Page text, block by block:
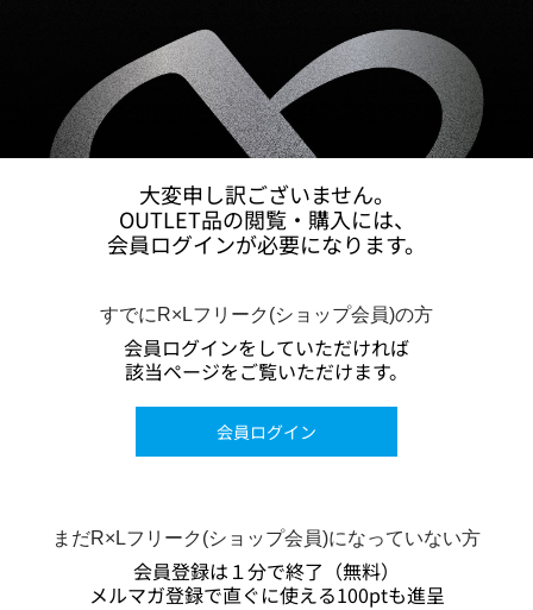
大変申し訳ございません。
OUTLET品の閲覧・購入には、
会員ログインが必要になります。
すでにR×Lフリーク(ショップ会員)の方
会員ログインをしていただければ
該当ページをご覧いただけます。
会員ログイン
まだR×Lフリーク(ショップ会員)になっていない方
会員登録は１分で終了（無料）
メルマガ登録で直ぐに使える100ptも進呈